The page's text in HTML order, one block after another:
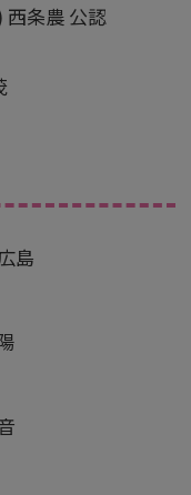
西条農 公認
島